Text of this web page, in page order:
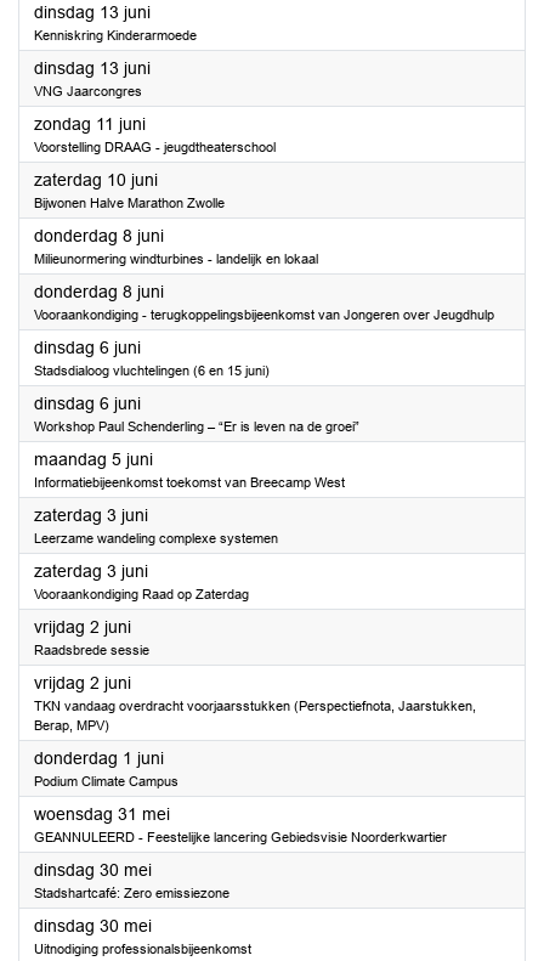
dinsdag 13 juni2023
Kenniskring Kinderarmoede
dinsdag 13 juni2023
VNG Jaarcongres
zondag 11 juni2023
Voorstelling DRAAG - jeugdtheaterschool
zaterdag 10 juni2023
Bijwonen Halve Marathon Zwolle
donderdag 8 juni2023
Milieunormering windturbines - landelijk en lokaal
donderdag 8 juni2023
Vooraankondiging - terugkoppelingsbijeenkomst van Jongeren over Jeugdhulp
dinsdag 6 juni2023
Stadsdialoog vluchtelingen (6 en 15 juni)
dinsdag 6 juni2023
Workshop Paul Schenderling – “Er is leven na de groei”
maandag 5 juni2023
Informatiebijeenkomst toekomst van Breecamp West
zaterdag 3 juni2023
Leerzame wandeling complexe systemen
zaterdag 3 juni2023
Vooraankondiging Raad op Zaterdag
vrijdag 2 juni2023
Raadsbrede sessie
vrijdag 2 juni2023
TKN vandaag overdracht voorjaarsstukken (Perspectiefnota, Jaarstukken,
Berap, MPV)
donderdag 1 juni2023
Podium Climate Campus
woensdag 31 mei2023
GEANNULEERD - Feestelijke lancering Gebiedsvisie Noorderkwartier
dinsdag 30 mei2023
Stadshartcafé: Zero emissiezone
dinsdag 30 mei2023
Uitnodiging professionalsbijeenkomst